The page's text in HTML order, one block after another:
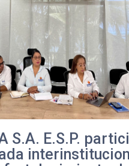
S.A. E.S.P.